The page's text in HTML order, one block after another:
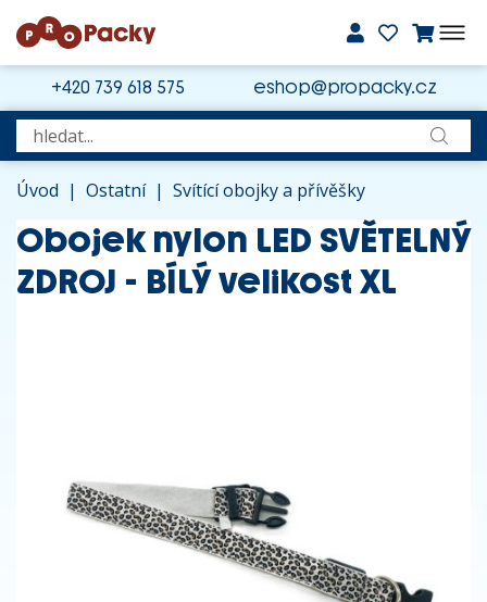
+420 739 618 575 eshop@propacky.cz
Úvod | Ostatní | Svítící obojky a přívěšky
Obojek nylon LED SVĚTELNÝ
ZDROJ - BÍLÝ velikost XL